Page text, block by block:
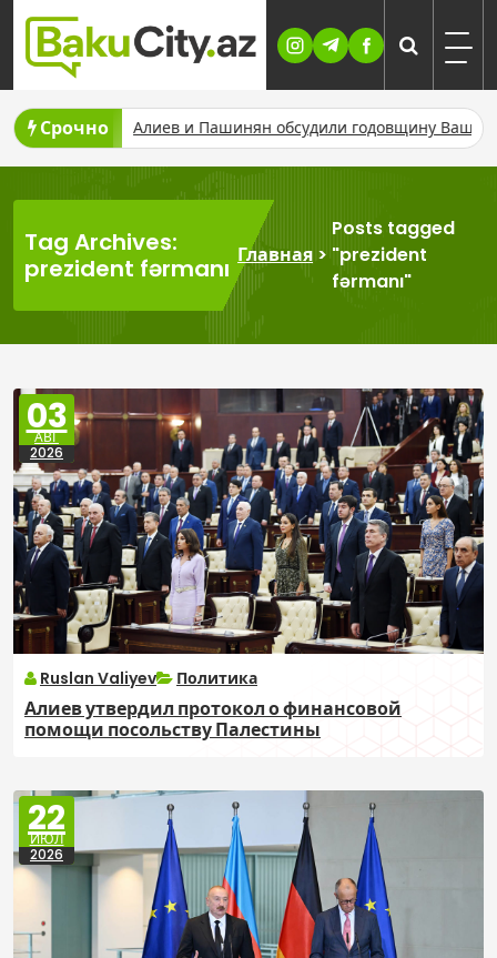
Skip
content
Срочно
Алиев и Пашинян обсудили годовщину Вашингтонского
Tag Archives:
prezident fərmanı Главная >
Posts tagged
"prezident
fərmanı"
03
АВГ
2026
Ruslan Valiyev Политика
Алиев утвердил протокол о финансовой
помощи посольству Палестины
22
ИЮЛ
2026